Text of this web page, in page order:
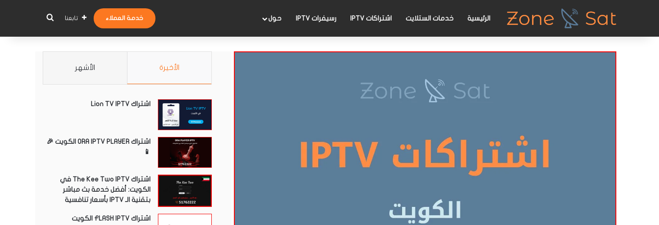
الرئيسية خدمات الستلايت اشتراكات IPTV رسيفرات IPTV حول خدمة العملاء تابعنا بحث عن
الأخيرة الأشهر
اشتراك Lion TV IPTV
اشتراك ORA IPTV PLAYER الكويت 🎉
📱
اشتراك The Kee Two IPTV في
الكويت: أفضل خدمة بث مباشر
بتقنية الـ IPTV بأسعار تنافسية
اشتراك FLASH IPTV الكويت